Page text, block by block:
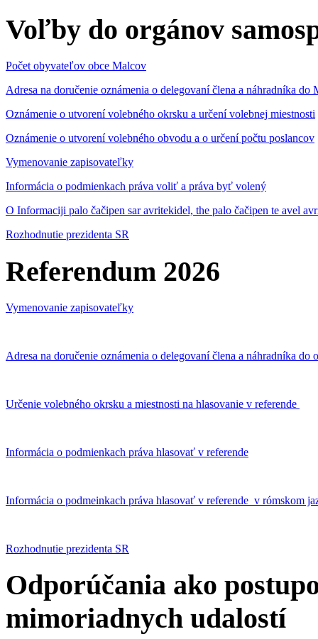
Voľby do orgánov
Počet obyvateľov obce Malcov
Adresa na doručenie oznámenia o delegovaní člena a náhradníka
Oznámenie o utvorení volebného okrsku a určení volebnej miestnosti
Oznámenie o utvorení volebného obvodu a o určení počtu poslancov
Vymenovanie zapisovateľky
Informácia o podmienkach práva voliť a práva byť volený
O Informaciji palo čačipen sar avritekidel, the palo čačipen te avel
Rozhodnutie prezidenta SR
Referendum 2026
Vymenovanie zapisovateľky
Adresa na doručenie oznámenia o delegovaní člena a náhradníka
Určenie volebného okrsku a miestnosti na hlasovanie v referende
Informácia o podmienkach práva hlasovať v referende
Informácia o podmeinkach práva hlasovať v referende v rómskom
Rozhodnutie prezidenta SR
Odporúčania ako
mimoriadnych udalostí